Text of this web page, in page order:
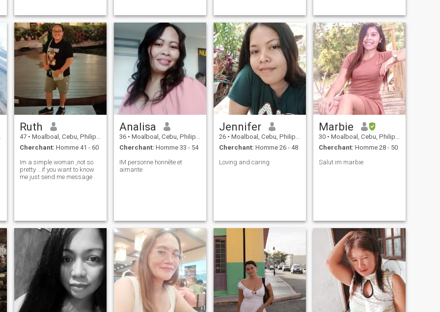
Ruth
47 • Moalboal, Cebu, Philippines
Cherchant: Homme 41 - 60
Im a simple woman ,not so
pretty ...if you want to know
me just send me message .
Analisa
36 • Moalboal, Cebu, Philippines
Cherchant: Homme 33 - 54
IM personne honnête et
aimante
Jennifer
26 • Moalboal, Cebu, Philippines
Cherchant: Homme 26 - 48
Loving and caring
Marbie
30 • Moalboal, Cebu, Philippines
Cherchant: Homme 28 - 50
Salut im marbie